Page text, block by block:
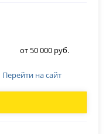
от 50 000 руб.
Перейти на сайт